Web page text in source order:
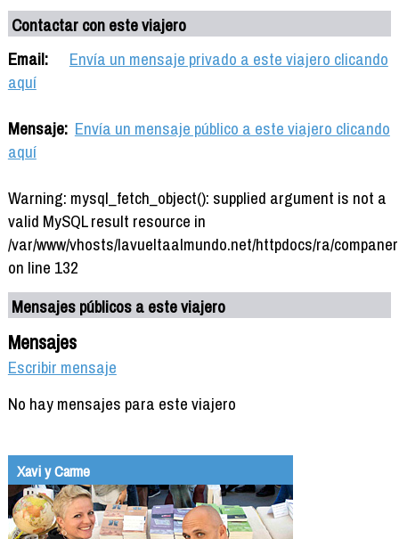
Contactar con este viajero
Email:
Envía un mensaje privado a este viajero clicando
aquí
Mensaje: Envía un mensaje público a este viajero clicando
aquí
Warning: mysql_fetch_object(): supplied argument is not a
valid MySQL result resource in
/var/www/vhosts/lavueltaalmundo.net/httpdocs/ra/
on line 132
Mensajes públicos a este viajero
Mensajes
Escribir mensaje
No hay mensajes para este viajero
Xavi y Carme